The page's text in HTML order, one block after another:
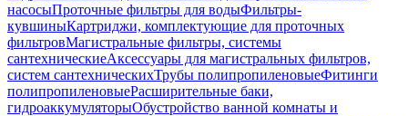
насосыПроточные фильтры для водыФильтры-
кувшиныКартриджи, комплектующие для проточных
фильтровМагистральные фильтры, системы
сантехническиеАксессуары для магистральных фильтров,
систем сантехническихТрубы полипропиленовыеФитинги
полипропиленовыеРасширительные баки,
гидроаккумуляторыОбустройство ванной комнаты и